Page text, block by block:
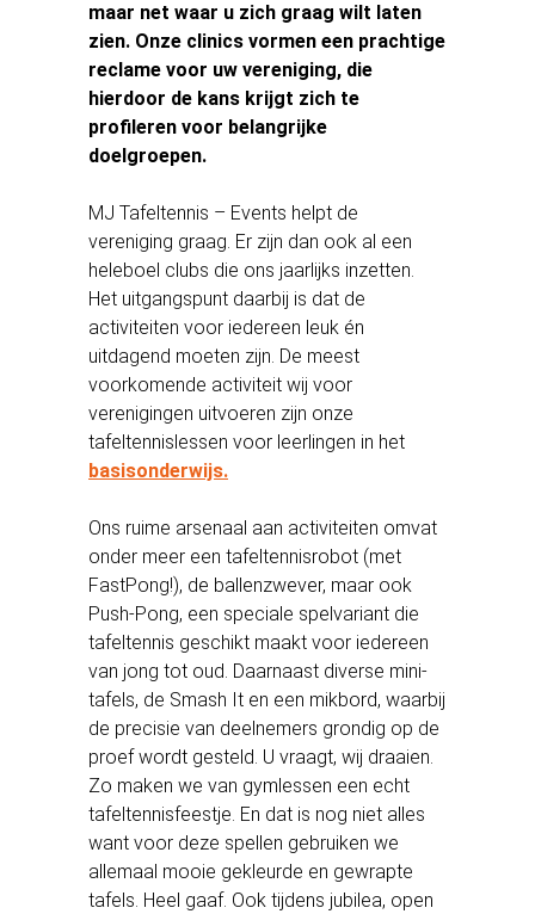
maar net waar u zich graag wilt laten
zien. Onze clinics vormen een prachtige
reclame voor uw vereniging, die
hierdoor de kans krijgt zich te
profileren voor belangrijke
doelgroepen.
MJ Tafeltennis – Events helpt de
vereniging graag. Er zijn dan ook al een
heleboel clubs die ons jaarlijks inzetten.
Het uitgangspunt daarbij is dat de
activiteiten voor iedereen leuk én
uitdagend moeten zijn. De meest
voorkomende activiteit wij voor
verenigingen uitvoeren zijn onze
tafeltennislessen voor leerlingen in het
basisonderwijs.
Ons ruime arsenaal aan activiteiten omvat
onder meer een tafeltennisrobot (met
FastPong!), de ballenzwever, maar ook
Push-Pong, een speciale spelvariant die
tafeltennis geschikt maakt voor iedereen
van jong tot oud. Daarnaast diverse mini-
tafels, de Smash It en een mikbord, waarbij
de precisie van deelnemers grondig op de
proef wordt gesteld. U vraagt, wij draaien.
Zo maken we van gymlessen een echt
tafeltennisfeestje. En dat is nog niet alles
want voor deze spellen gebruiken we
allemaal mooie gekleurde en gewrapte
tafels. Heel gaaf. Ook tijdens jubilea, open